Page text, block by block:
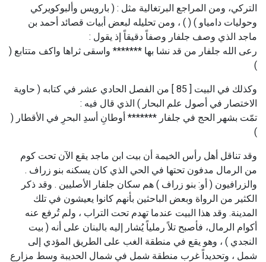
التركي، ومن المراجع البرتغالية مثل : ( بارويس وألبوكويركي
وحوليات دامياو ) ( ) ، ومن تحليله لبعض أبيات قصائد أحمد بن
ماجد الذي وصف جلفار وصفاً دقيقاً إذ يقول :
رعى الله جلفار من قد نشا بها ******* واسقى ثراها واكف متتابع (
وكذلك في البيت [ 85 ] من الفصل الحادي عشر في كتابه ( حاوية
الاختصار في أصول علم البحار ) الذي قال فيه :
تمّت بشهر الحج في جلفار ******* أوطانِ أسدِ البحرِ في الأقطار (
وقد تناقل أهل رأس الخيمة أن بيت ابن ماجد يقع الآن تحت كوم
من الرمال مدفون تحتها في الحي الذي كان يسكنه بنو زراف .
والزرافيون ( أو: بنو زراف ) هم سكان جلفار الأصليين . وقد ذكر
الكثير من الرواة وبعض الباحثين بأنهم كانوا يعيشون في تلك
المدينة. وقد هذا البيت عندما تهدم تحت التراب ، ولم تُرفع عنه
أكوام الرمال، فأصبح تلاً رملياً يُشار إليه بالبنان على أنه ( بيت
النجدي ) ، وهو يقع في منطقة الغب على الطريق المؤدي إلى
شمل ، وتحديداً غرب منطقة شمل في شمال الحديبة وسط مزارع